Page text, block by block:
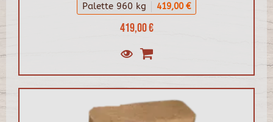
419,00 €
Palette 960 kg 419,00 €